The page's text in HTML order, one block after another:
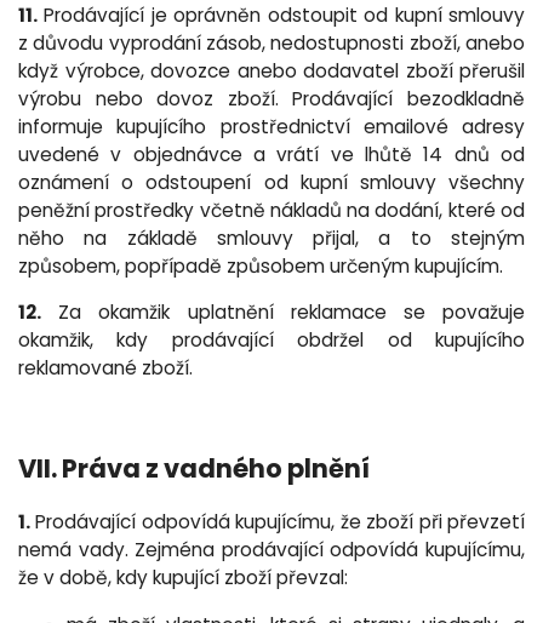
11. Prodávající je oprávněn odstoupit od kupní smlouvy
z důvodu vyprodání zásob, nedostupnosti zboží, anebo
když výrobce, dovozce anebo dodavatel zboží přerušil
výrobu nebo dovoz zboží. Prodávající bezodkladně
informuje kupujícího prostřednictví emailové adresy
uvedené v objednávce a vrátí ve lhůtě 14 dnů od
oznámení o odstoupení od kupní smlouvy všechny
peněžní prostředky včetně nákladů na dodání, které od
něho na základě smlouvy přijal, a to stejným
způsobem, popřípadě způsobem určeným kupujícím.
12. Za okamžik uplatnění reklamace se považuje
okamžik, kdy prodávající obdržel od kupujícího
reklamované zboží.
VII. Práva z vadného plnění
1.Prodávající odpovídá kupujícímu, že zboží při převzetí
nemá vady. Zejména prodávající odpovídá kupujícímu,
že v době, kdy kupující zboží převzal: